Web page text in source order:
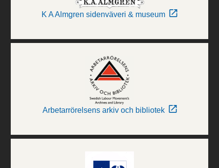
K A Almgren sidenväveri & museum
Arbetarrörelsens arkiv och bibliotek